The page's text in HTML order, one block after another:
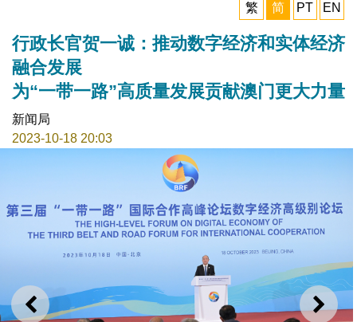
繁
简 PT EN
行政长官贺一诚：推动数字经济和实体经济
融合发展
为“一带一路”高质量发展贡献澳门更大力量
新闻局
2023-10-18 20:03
上一则 下一